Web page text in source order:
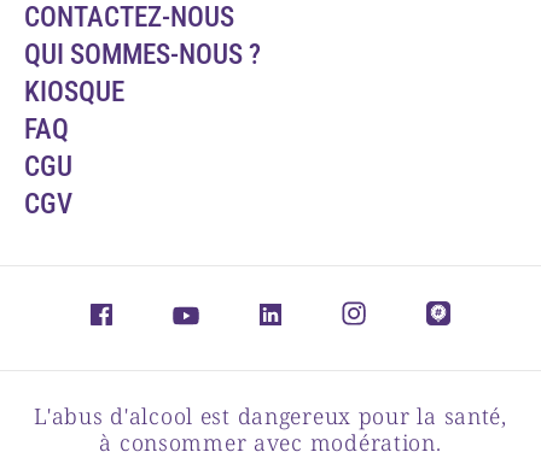
CONTACTEZ-NOUS
QUI SOMMES-NOUS ?
KIOSQUE
FAQ
CGU
CGV
L'abus d'alcool est dangereux pour la santé,
à consommer avec modération.